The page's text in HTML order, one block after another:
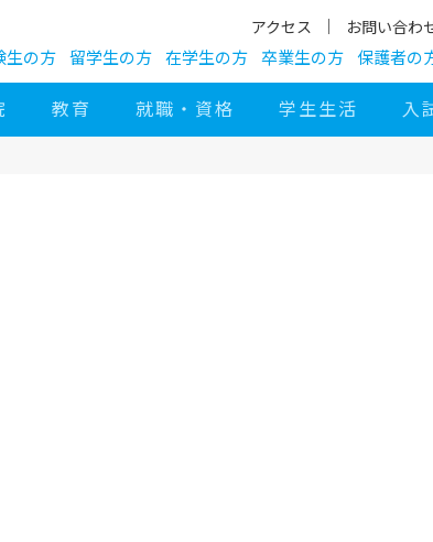
アクセス お問い合わ
生の方 留学生の方 在学生の方 卒業生の方 保護者の
教育 就職・資格 学生生活 入